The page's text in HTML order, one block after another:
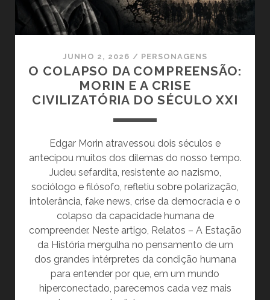
JUNHO 2, 2026 / PERSONAGENS
O COLAPSO DA COMPREENSÃO:
MORIN E A CRISE
CIVILIZATÓRIA DO SÉCULO XXI
Edgar Morin atravessou dois séculos e
antecipou muitos dos dilemas do nosso tempo.
Judeu sefardita, resistente ao nazismo,
sociólogo e filósofo, refletiu sobre polarização,
intolerância, fake news, crise da democracia e o
colapso da capacidade humana de
compreender. Neste artigo, Relatos – A Estação
da História mergulha no pensamento de um
dos grandes intérpretes da condição humana
para entender por que, em um mundo
hiperconectado, parecemos cada vez mais